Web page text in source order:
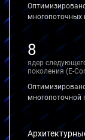
многопоточных
8
ядер
поколения (E-
многопоточной